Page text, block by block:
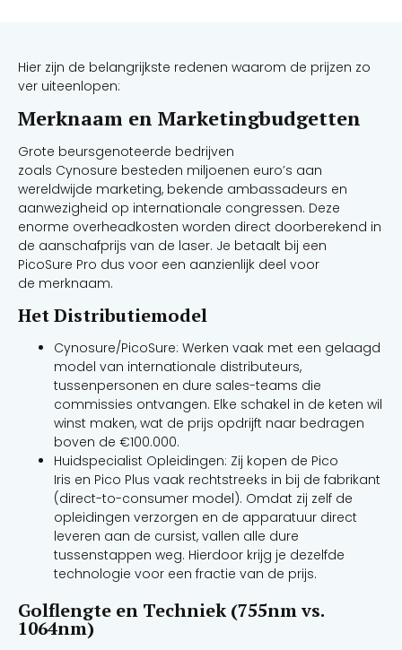
Hier zijn de belangrijkste redenen waarom de prijzen zo
ver uiteenlopen:
Merknaam en Marketingbudgetten
Grote beursgenoteerde bedrijven
zoals Cynosure besteden miljoenen euro’s aan
wereldwijde marketing, bekende ambassadeurs en
aanwezigheid op internationale congressen. Deze
enorme overheadkosten worden direct doorberekend in
de aanschafprijs van de laser. Je betaalt bij een
PicoSure Pro dus voor een aanzienlijk deel voor
de merknaam.
Het Distributiemodel
Cynosure/PicoSure: Werken vaak met een gelaagd
model van internationale distributeurs,
tussenpersonen en dure sales-teams die
commissies ontvangen. Elke schakel in de keten wil
winst maken, wat de prijs opdrijft naar bedragen
boven de €100.000.
Huidspecialist Opleidingen: Zij kopen de Pico
Iris en Pico Plus vaak rechtstreeks in bij de fabrikant
(direct-to-consumer model). Omdat zij zelf de
opleidingen verzorgen en de apparatuur direct
leveren aan de cursist, vallen alle dure
tussenstappen weg. Hierdoor krijg je dezelfde
technologie voor een fractie van de prijs.
Golflengte en Techniek (755nm vs.
1064nm)